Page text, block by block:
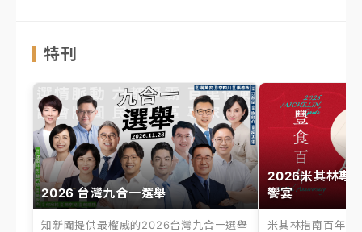
特刊
2026 台灣九合一選舉
知新聞提供最權威的2026台灣九合一選舉
2026米其林專
饗宴
米其林指南百年之